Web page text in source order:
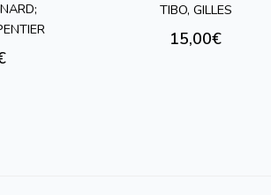
TIBO, GILLES
15,00€